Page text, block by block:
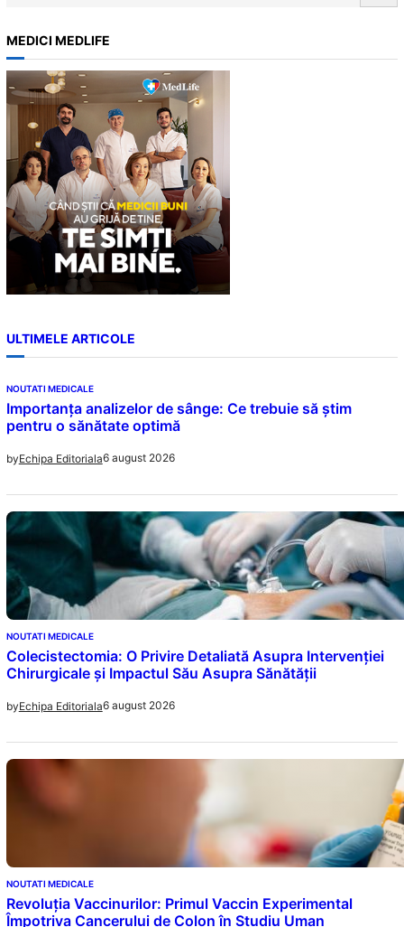
r
c
h
MEDICI MEDLIFE
ULTIMELE ARTICOLE
NOUTATI MEDICALE
Importanța analizelor de sânge: Ce trebuie să știm
pentru o sănătate optimă
byEchipa Editoriala6 august 2026
NOUTATI MEDICALE
Colecistectomia: O Privire Detaliată Asupra Intervenției
Chirurgicale și Impactul Său Asupra Sănătății
byEchipa Editoriala6 august 2026
NOUTATI MEDICALE
Revoluția Vaccinurilor: Primul Vaccin Experimental
Împotriva Cancerului de Colon în Studiu Uman